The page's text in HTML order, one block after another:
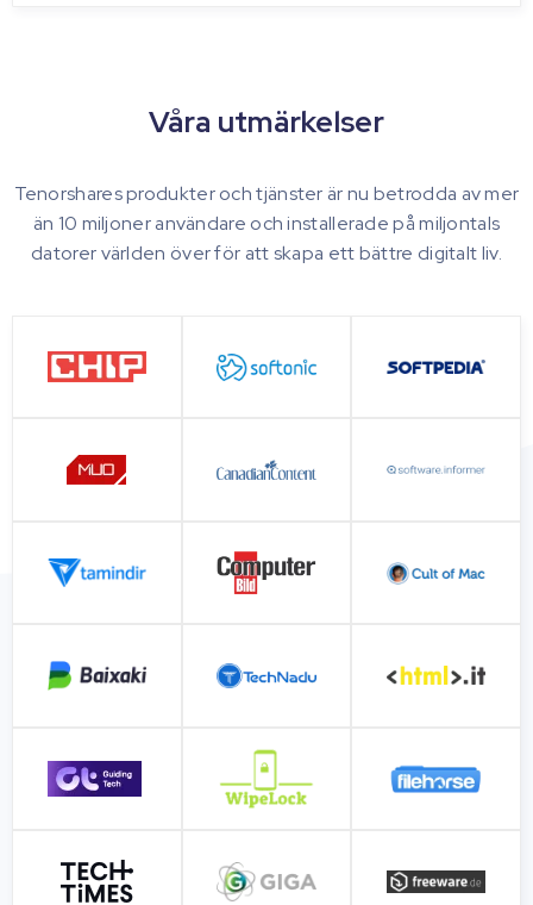
Våra utmärkelser
Tenorshares produkter och tjänster är nu betrodda av mer
än 10 miljoner användare och installerade på miljontals
datorer världen över för att skapa ett bättre digitalt liv.